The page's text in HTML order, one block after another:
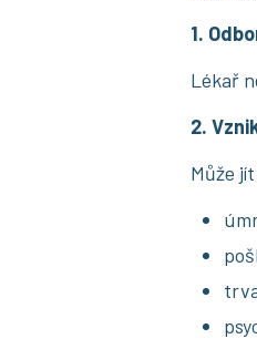
1.
Lékař
2.
Může